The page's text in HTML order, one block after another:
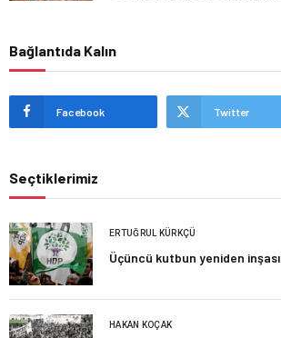
Bağlantıda Kalın
Facebook Twitter
Seçtiklerimiz
ERTUĞRUL KÜRKÇÜ
Üçüncü kutbun yeniden inşası
HAKAN KOÇAK